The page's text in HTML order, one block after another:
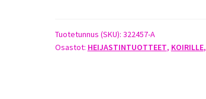
Tuotetunnus (SKU): 322457-A
Osastot: HEIJASTINTUOTTEET, KOIRILLE,